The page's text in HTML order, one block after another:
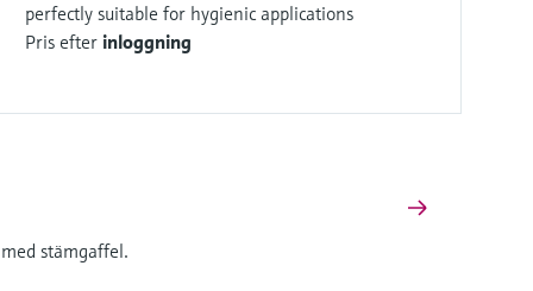
perfectly suitable for hygienic applications
Pris efter inloggning
stämgaffel.